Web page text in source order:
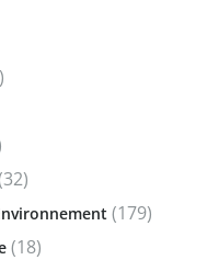
(179)
(18)